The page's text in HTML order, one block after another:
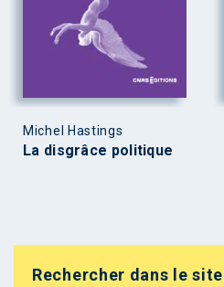
Michel Hastings
La disgrâce politique
Rechercher dans le site